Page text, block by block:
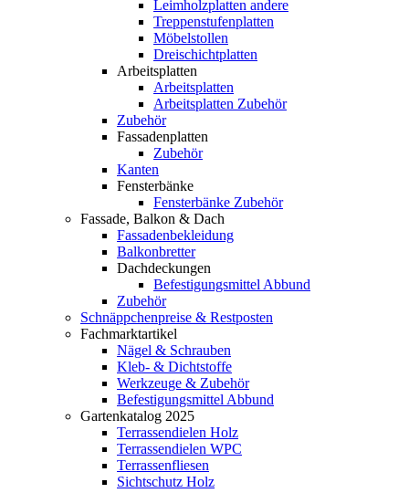
Leimholzplatten andere
Treppenstufenplatten
Möbelstollen
Dreischichtplatten
Arbeitsplatten
Arbeitsplatten
Arbeitsplatten Zubehör
Zubehör
Fassadenplatten
Zubehör
Kanten
Fensterbänke
Fensterbänke Zubehör
Fassade, Balkon & Dach
Fassadenbekleidung
Balkonbretter
Dachdeckungen
Befestigungsmittel Abbund
Zubehör
Schnäppchenpreise & Restposten
Fachmarktartikel
Nägel & Schrauben
Kleb- & Dichtstoffe
Werkzeuge & Zubehör
Befestigungsmittel Abbund
Gartenkatalog 2025
Terrassendielen Holz
Terrassendielen WPC
Terrassenfliesen
Sichtschutz Holz